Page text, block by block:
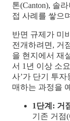
톤(Canton), 솔
접 사례를 쌓으
반면 규제가 미
전개하려면, 거
을 현지에서 재
서 1년 이상 소
사’가 단기 투
매하는 과정을
1단계: 거
기존 거점